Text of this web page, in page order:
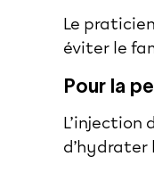
Le
éviter le
Pour la
L’injection
d’hydrater